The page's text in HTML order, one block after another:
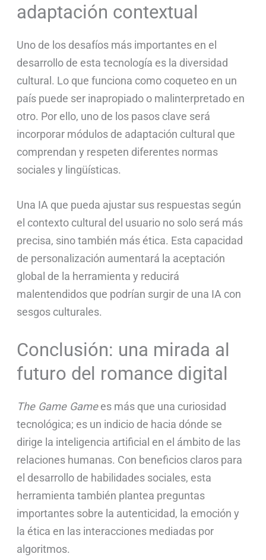
adaptación contextual
Uno de los desafíos más importantes en el
desarrollo de esta tecnología es la diversidad
cultural. Lo que funciona como coqueteo en un
país puede ser inapropiado o malinterpretado en
otro. Por ello, uno de los pasos clave será
incorporar módulos de adaptación cultural que
comprendan y respeten diferentes normas
sociales y lingüísticas.
Una IA que pueda ajustar sus respuestas según
el contexto cultural del usuario no solo será más
precisa, sino también más ética. Esta capacidad
de personalización aumentará la aceptación
global de la herramienta y reducirá
malentendidos que podrían surgir de una IA con
sesgos culturales.
Conclusión: una mirada al
futuro del romance digital
The Game Gamees más que una curiosidad
tecnológica; es un indicio de hacia dónde se
dirige la inteligencia artificial en el ámbito de las
relaciones humanas. Con beneficios claros para
el desarrollo de habilidades sociales, esta
herramienta también plantea preguntas
importantes sobre la autenticidad, la emoción y
la ética en las interacciones mediadas por
algoritmos.